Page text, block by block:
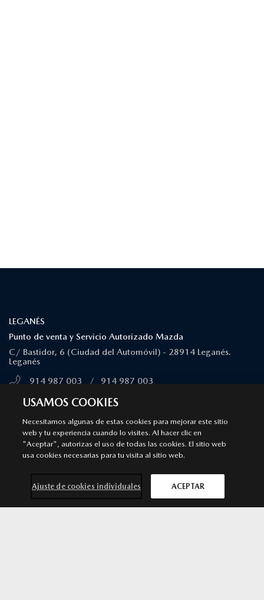
LEGANÉS
Punto de venta y Servicio Autorizado Mazda
C/ Bastidor, 6 (Ciudad del Automóvil) - 28914 Leganés.
Leganés
914 987 003
/
914 987 003
MÁS INFORMACIÓN
MAJADAHONDA
Punto de venta y Servicio Autorizado Mazda
911 091 430 / 911 091 430
MÁS INFORMACIÓN
USAMOS COOKIES
Necesitamos algunas de estas cookies para mejorar este sitio
web y tu experiencia cuando lo visites. Al hacer clic en
"Aceptar", autorizas el uso de todas las cookies. El sitio web
usa cookies necesarias para tu visita al sitio web.
Ajuste de cookies individuales ACEPTAR